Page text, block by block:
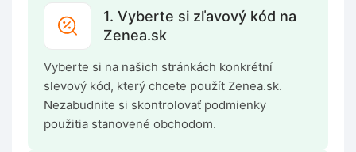
1. Vyberte si zľavový kód na
Zenea.sk
Vyberte si na našich stránkách konkrétní
slevový kód, který chcete použít Zenea.sk.
Nezabudnite si skontrolovať podmienky
použitia stanovené obchodom.